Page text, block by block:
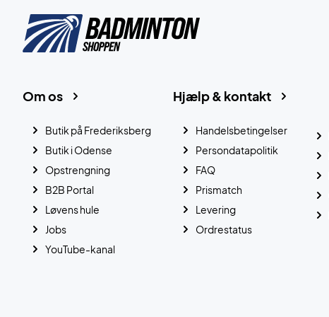
Hjælp & kontakt
Handelsbetingelser
Persondatapolitik
FAQ
Prismatch
Levering
Ordrestatus
Om os
Butik på Frederiksberg
Butik i Odense
Opstrengning
B2B Portal
Løvens hule
Jobs
YouTube-kanal